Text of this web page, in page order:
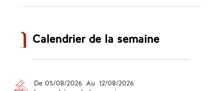
Calendrier de la semaine
De 05/08/2026 Au 12/08/2026